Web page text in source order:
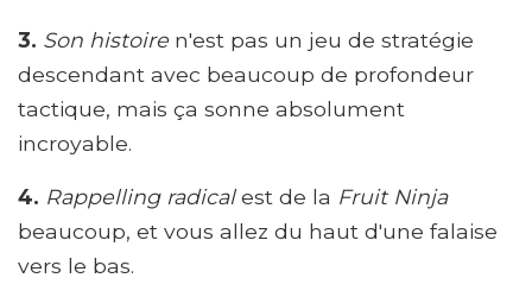
3. Son histoire n'est pas un jeu de stratégie
descendant avec beaucoup de profondeur
tactique, mais ça sonne absolument
incroyable.
4. Rappelling radicalest de la Fruit Ninja
beaucoup, et vous allez du haut d'une falaise
vers le bas.